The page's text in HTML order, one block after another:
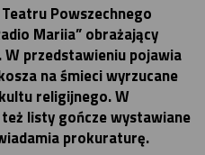
Powszechnego
Mariia” obrażający
W przedstawieniu pojawia
na śmieci wyrzucane
religijnego. W
listy gończe wystawiane
prokuraturę.